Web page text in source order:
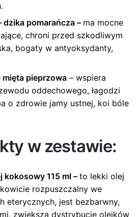
dzika pomarańcza – ma mocne
chroni przed szkodliwym
bogaty w antyoksydanty,
mięta pieprzowa – wspiera
oddechowego, łagodzi
o zdrowie jamy ustnej, koi bóle
w zestawie:
kokosowy 115 ml–to lekki olej
rozpuszczalny we
eterycznych, jest bezbarwny,
zwiększa dystrybucję olejków